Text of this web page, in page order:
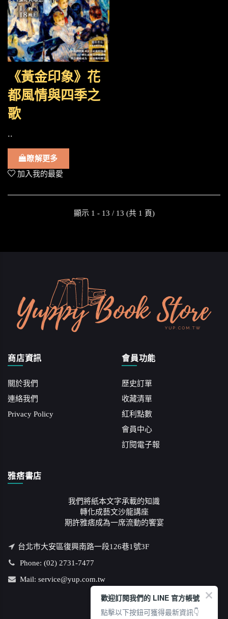
《黃金印象》花
都風情與四季之
歌
..
瞭解更多
加入我的最愛
顯示 1 - 13 / 13 (共 1 頁)
商店資訊
關於我們
連絡我們
Privacy Policy
會員功能
歷史訂單
收藏清單
紅利點數
會員中心
訂閱電子報
雅痞書店
我們將紙本文字承載的知識
轉化成藝文沙龍講座
期許雅痞成為一席流動的饗宴
台北市大安區復興南路一段126巷1號3F
Phone: (02) 2731-7477
Mail: service@yup.com.tw
歡迎訂閱我們的 LINE 官方帳號
點擊以下按鈕可獲得最新資訊👇